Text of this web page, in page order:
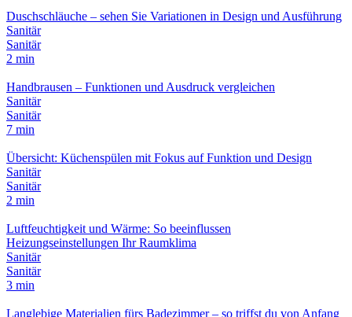
Duschschläuche – sehen Sie Variationen in Design und Ausführung
Sanitär
Sanitär
2 min
Handbrausen – Funktionen und Ausdruck vergleichen
Sanitär
Sanitär
7 min
Übersicht: Küchenspülen mit Fokus auf Funktion und Design
Sanitär
Sanitär
2 min
Luftfeuchtigkeit und Wärme: So beeinflussen
Heizungseinstellungen Ihr Raumklima
Sanitär
Sanitär
3 min
Langlebige Materialien fürs Badezimmer – so triffst du von Anfang